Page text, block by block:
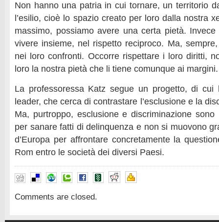
Non hanno una patria in cui tornare, un territorio
l’esilio, cioè lo spazio creato per loro dalla nostra
massimo, possiamo avere una certa pietà.
vivere insieme, nel rispetto reciproco. Ma,
nei loro confronti. Occorre rispettare i loro diritti,
loro la nostra pietà che li tiene comunque ai margini.
La professoressa Katz segue un progetto, di cui
leader, che cerca di contrastare l’esclusione e la
Ma, purtroppo, esclusione e discriminazione
per sanare fatti di delinquenza e non si muovono
d’Europa per affrontare concretamente la
Rom entro le società dei diversi Paesi.
Comments are closed.